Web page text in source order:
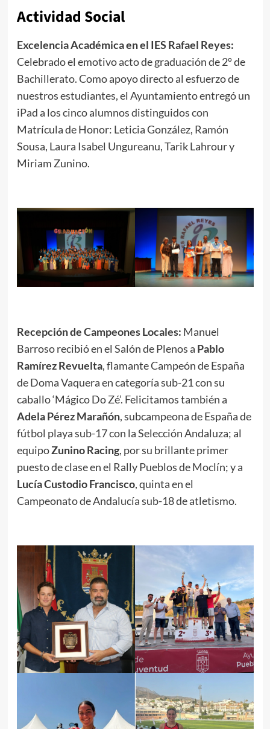
Actividad Social
Excelencia Académica en el IES Rafael Reyes:
Celebrado el emotivo acto de graduación de 2º de
Bachillerato. Como apoyo directo al esfuerzo de
nuestros estudiantes, el Ayuntamiento entregó un
iPad a los cinco alumnos distinguidos con
Matrícula de Honor: Leticia González, Ramón
Sousa, Laura Isabel Ungureanu, Tarik Lahrour y
Miriam Zunino.
Recepción de Campeones Locales: Manuel
Barroso recibió en el Salón de Plenos a Pablo
Ramírez Revuelta, flamante Campeón de España
de Doma Vaquera en categoría sub-21 con su
caballo ‘Mágico Do Zé’. Felicitamos también a
Adela Pérez Marañón, subcampeona de España de
fútbol playa sub-17 con la Selección Andaluza; al
equipoZunino Racing, por su brillante primer
puesto de clase en el Rally Pueblos de Moclín; y a
Lucía Custodio Francisco, quinta en el
Campeonato de Andalucía sub-18 de atletismo.